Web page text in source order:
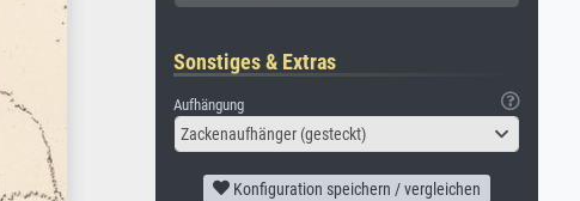
Sonstiges & Extras
Aufhängung
Zackenaufhänger (gesteckt)
Konfiguration speichern / vergleichen